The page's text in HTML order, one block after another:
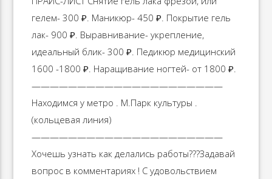
гелем- 300 ₽. Маникюр- 450 ₽. Покрытие гель
лак- 900 ₽. Выравнивание- укрепление,
идеальный блик- 300 ₽. Педикюр медицинский
1600 -1800 ₽. Наращивание ногтей- от 1800 ₽.
—————————————————————
Находимся у метро . М.Парк культуры .
(кольцевая линия)
—————————————————————
Хочешь узнать как делались работы??‍?Задавай
вопрос в комментариях ! С удовольствием